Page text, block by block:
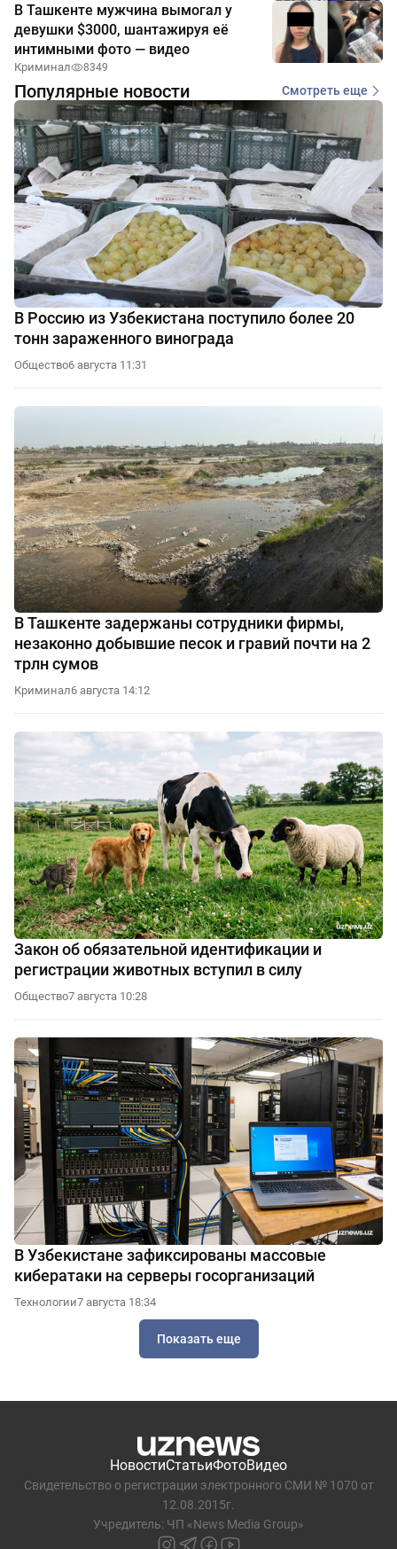
В Ташкенте мужчина вымогал у
девушки $3000, шантажируя её
интимными фото — видео
Криминал 8349
Популярные новости Смотреть еще
В Россию из Узбекистана поступило более 20
тонн зараженного винограда
Общество6 августа 11:31
В Ташкенте задержаны сотрудники фирмы,
незаконно добывшие песок и гравий почти на 2
трлн сумов
Криминал6 августа 14:12
Закон об обязательной идентификации и
регистрации животных вступил в силу
Общество7 августа 10:28
В Узбекистане зафиксированы массовые
кибератаки на серверы госорганизаций
Технологии7 августа 18:34
Показать еще
НовостиСтатьиФотоВидео
Свидетельство о регистрации электронного СМИ № 1070 от
12.08.2015г.
Учредитель: ЧП «News Media Group»